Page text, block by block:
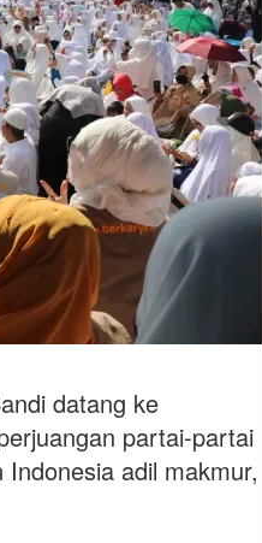
datang ke
partai-partai
adil makmur,